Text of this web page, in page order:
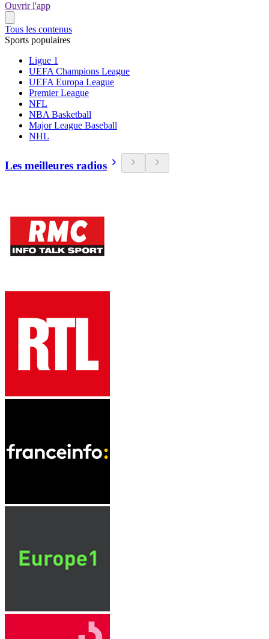
Ouvrir l'app
Tous les contenus
Sports populaires
Ligue 1
UEFA Champions League
UEFA Europa League
Premier League
NFL
NBA Basketball
Major League Baseball
NHL
Les meilleures radios